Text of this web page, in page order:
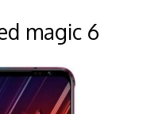
magic 6